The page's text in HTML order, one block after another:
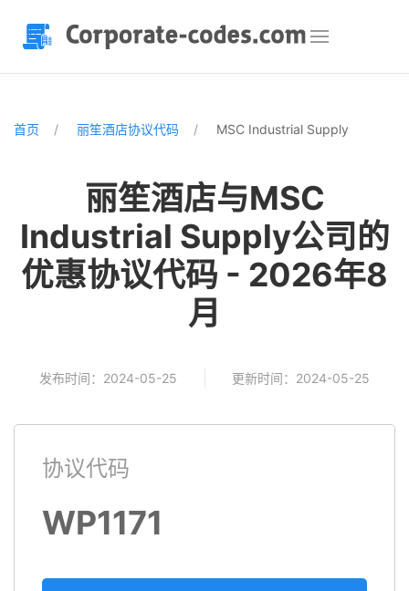
首页 丽笙酒店协议代码 MSC Industrial Supply
丽笙酒店与MSC
Industrial Supply公司的
优惠协议代码 - 2026年8
月
发布时间：2024-05-25 更新时间：2024-05-25
协议代码
WP1171